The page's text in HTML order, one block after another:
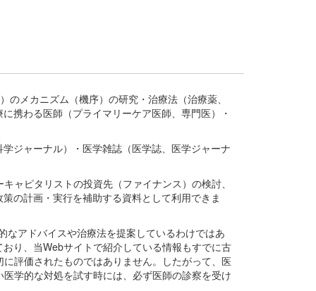
メカニズム（機序）の研究・治療法（治療薬、
携わる医師（プライマリーケア医師、専門医）・
ジャーナル）・医学雑誌（医学誌、医学ジャーナ
ャピタリストの投資先（ファイナンス）の検討、
の計画・実行を補助する資料として利用できま
アドバイスや治療法を提案しているわけではあ
り、当Webサイトで紹介している情報もすでに古
評価されたものではありません。したがって、医
学的な対処を試す時には、必ず医師の診察を受け